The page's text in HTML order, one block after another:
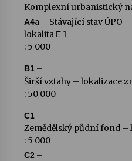
Komplexní urbanistický
A4a – Stávající stav ÚPO –
lokalita E 1
: 5 000
B1 –
Širší vztahy – lokalizace
: 50 000
C1 –
Zemědělský půdní fond
: 5 000
C2 –